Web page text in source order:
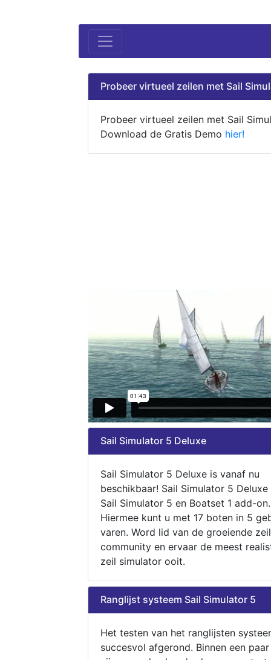
Probeer virtueel zeilen met Sail
Probeer virtueel zeilen met Sail
Download de Gratis Demo hier!
Sail Simulator 5 Deluxe
Sail Simulator 5 Deluxe is vanaf nu
beschikbaar! Sail Simulator 5
Sail Simulator 5 en Boatset 1 add-on.
Hiermee kunt u met 17 boten in 5
varen. Word lid van de groeiende zeil
community en ervaar de meest
zeil simulator ooit.
Ranglijst systeem Sail Simulator 5
Het testen van het ranglijsten
succesvol afgerond. Binnen een